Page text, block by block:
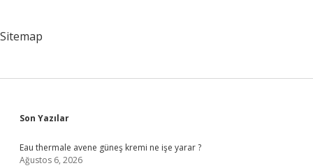
Sitemap
Sidebar
Son Yazılar
Eau thermale avene güneş kremi ne işe yarar ?
Ağustos 6, 2026